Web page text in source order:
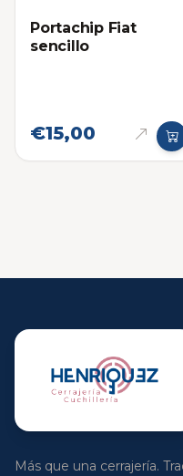
Portachip Fiat
sencillo
€15,00
Más que una cerrajería.